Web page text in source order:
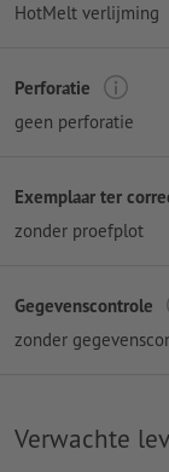
HotMelt verlijming
Perforatie
geen perforatie
Exemplaar ter
zonder proefplot
Gegevenscontrole
zonder
Verwachte